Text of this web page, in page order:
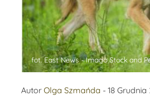
fot. East News - Imago Stock and
Autor Olga Szmańda - 18 Grudnia